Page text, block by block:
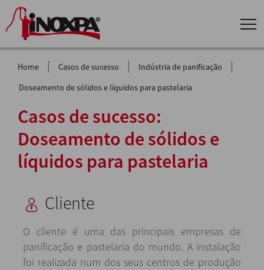
Home | Casos de sucesso | Indústria de panificação |
Doseamento de sólidos e líquidos para pastelaria
Casos de sucesso:
Doseamento de sólidos e
líquidos para pastelaria
Cliente
O cliente é uma das principais empresas de
panificação e pastelaria do mundo. A instalação
foi realizada num dos seus centros de produção